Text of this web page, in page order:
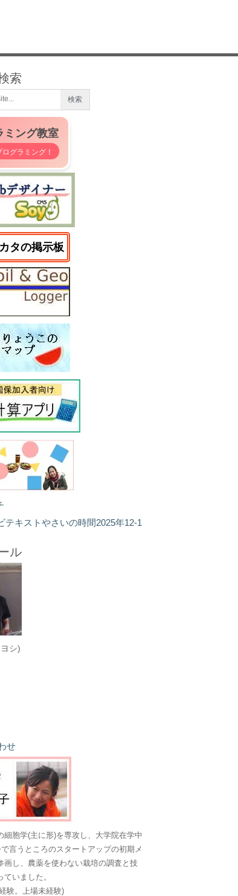
索
ミング教室
グラミング！
タの掲示板
ル
シ)
せ
細胞学(主に形)を専攻し、大学院在学中
言うところのスタートアップの初期メ
画し、農薬を使わない栽培の調査と技
いました。
験。上場未経験)